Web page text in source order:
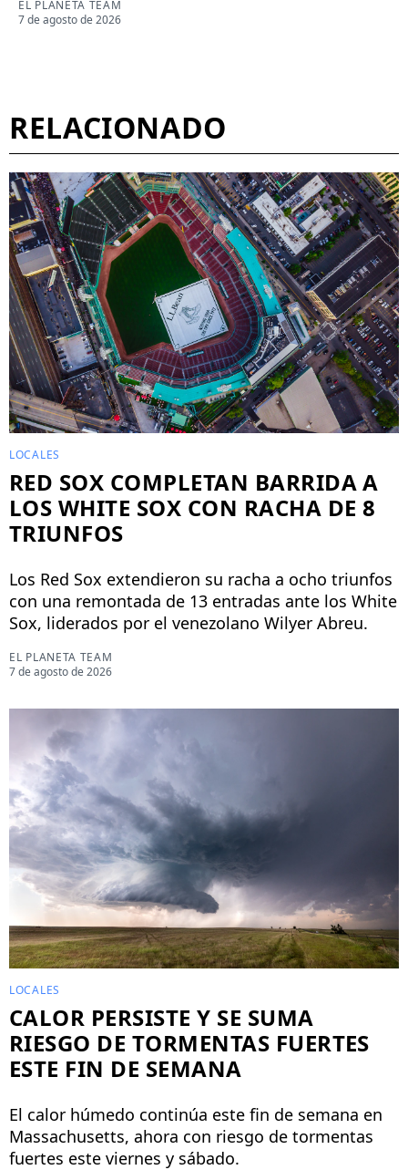
EL PLANETA TEAM
7 de agosto de 2026
RELACIONADO
LOCALES
RED SOX COMPLETAN BARRIDA A
LOS WHITE SOX CON RACHA DE 8
TRIUNFOS
Los Red Sox extendieron su racha a ocho triunfos
con una remontada de 13 entradas ante los White
Sox, liderados por el venezolano Wilyer Abreu.
EL PLANETA TEAM
7 de agosto de 2026
LOCALES
CALOR PERSISTE Y SE SUMA
RIESGO DE TORMENTAS FUERTES
ESTE FIN DE SEMANA
El calor húmedo continúa este fin de semana en
Massachusetts, ahora con riesgo de tormentas
fuertes este viernes y sábado.